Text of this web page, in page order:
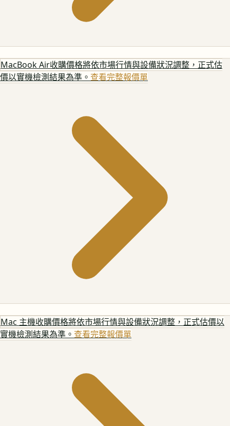
MacBook Air收購價格將依市場行情與設備狀況調整，正式估
價以實機檢測結果為準。 查看完整報價單
Mac 主機收購價格將依市場行情與設備狀況調整，正式估價以
實機檢測結果為準。 查看完整報價單